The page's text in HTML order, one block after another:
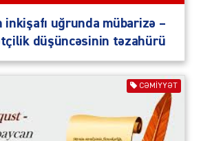
inkişafı uğrunda mübarizə –
düşüncəsinin təzahürü
CƏMIYYƏT